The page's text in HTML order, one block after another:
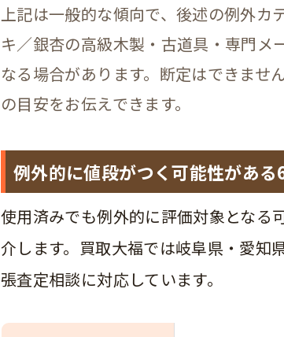
上記は一般的な傾向で、後述の例外カ
キ／銀杏の高級木製・古道具・専門メ
なる場合があります。断定はできませ
の目安をお伝えできます。
例外的に値段がつく可能性がある
使用済みでも例外的に評価対象となる
介します。買取大福では岐阜県・愛知
張査定相談に対応しています。